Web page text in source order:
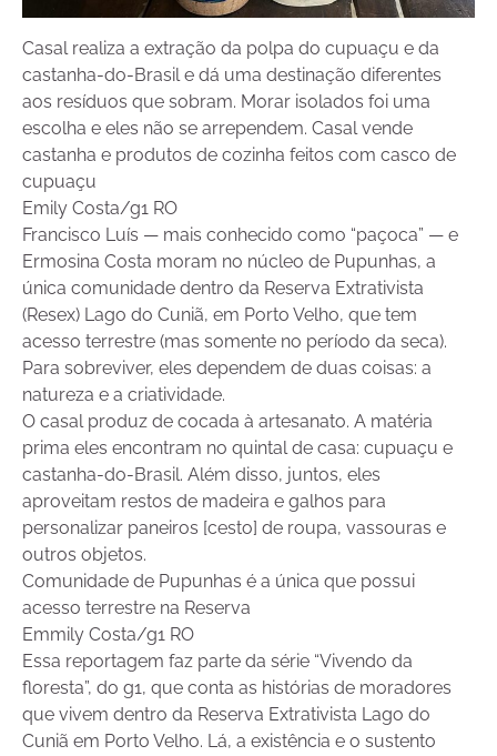
Casal realiza a extração da polpa do cupuaçu e da
castanha-do-Brasil e dá uma destinação diferentes
aos resíduos que sobram. Morar isolados foi uma
escolha e eles não se arrependem. Casal vende
castanha e produtos de cozinha feitos com casco de
cupuaçu
Emily Costa/g1 RO
Francisco Luís — mais conhecido como “paçoca” — e
Ermosina Costa moram no núcleo de Pupunhas, a
única comunidade dentro da Reserva Extrativista
(Resex) Lago do Cuniã, em Porto Velho, que tem
acesso terrestre (mas somente no período da seca).
Para sobreviver, eles dependem de duas coisas: a
natureza e a criatividade.
O casal produz de cocada à artesanato. A matéria
prima eles encontram no quintal de casa: cupuaçu e
castanha-do-Brasil. Além disso, juntos, eles
aproveitam restos de madeira e galhos para
personalizar paneiros [cesto] de roupa, vassouras e
outros objetos.
Comunidade de Pupunhas é a única que possui
acesso terrestre na Reserva
Emmily Costa/g1 RO
Essa reportagem faz parte da série “Vivendo da
floresta”, do g1, que conta as histórias de moradores
que vivem dentro da Reserva Extrativista Lago do
Cuniã em Porto Velho. Lá, a existência e o sustento